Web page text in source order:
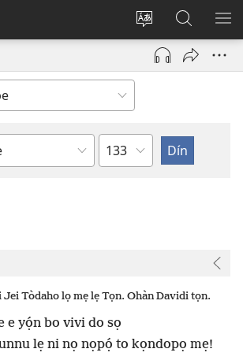
Diọ
ogbè
nọtẹn
Hùn
Adà
Towe
(opens
new
Dín
to
JW.ORG
Weta
Jei Tòdaho lọ mẹ lẹ Tọn. Ohàn Davidi tọn.
e yọ́n bo vivi do sọ
lẹ ni nọ nọpọ́ to kọndopọ mẹ!